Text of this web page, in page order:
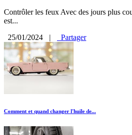
Contrôler les feux Avec des jours plus
est...
25/01/2024
| Partager
Comment et quand changer l'huile de...